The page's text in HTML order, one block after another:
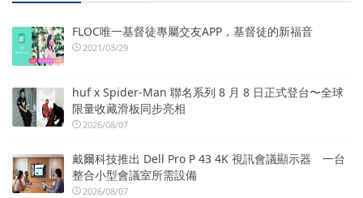
FLOC唯一基督徒專屬交友APP，基督徒的新福音
2021/03/29
huf x Spider-Man 聯名系列 8 月 8 日正式登台〜全球
限量收藏滑板同步亮相
2026/08/07
戴爾科技推出 Dell Pro P 43 4K 視訊會議顯示器 一台
整合小型會議室所需設備
2026/08/07